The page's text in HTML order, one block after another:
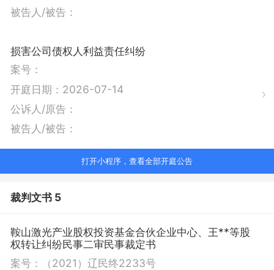
被告人/被告：
损害公司债权人利益责任纠纷
案号：
开庭日期： 2026-07-14
公诉人/原告：
被告人/被告：
打开小程序，查看全部开庭公告
裁判文书 5
鞍山激光产业股权投资基金合伙企业中心、王**等股
权转让纠纷民事二审民事裁定书
案号：
（2021）辽民终2233号